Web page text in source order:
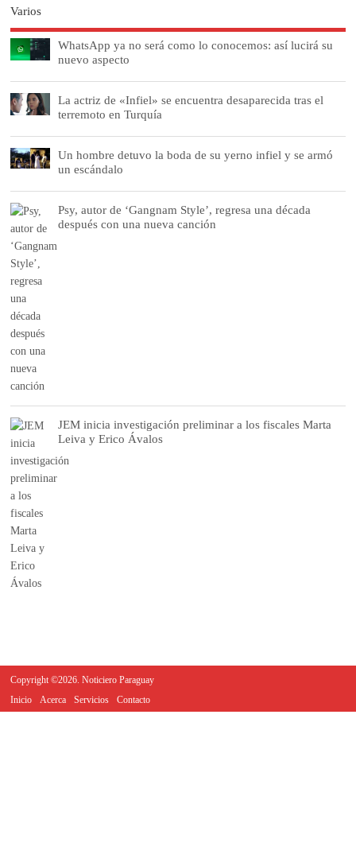
Varios
WhatsApp ya no será como lo conocemos: así lucirá su
nuevo aspecto
La actriz de «Infiel» se encuentra desaparecida tras el
terremoto en Turquía
Un hombre detuvo la boda de su yerno infiel y se armó
un escándalo
Psy, autor de ‘Gangnam Style’, regresa una década
después con una nueva canción
JEM inicia investigación preliminar a los fiscales Marta
Leiva y Erico Ávalos
Copyright ©2026. Noticiero Paraguay
Inicio
Acerca Servicios Contacto